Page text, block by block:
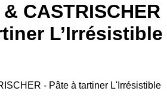
CASTRISCHER
L’Irrésistible